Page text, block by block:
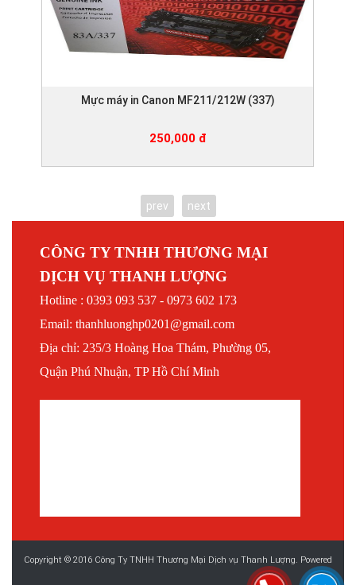
Mực máy in Canon MF211/212W (337)
250,000 đ
prev next
CÔNG TY TNHH THƯƠNG MẠI
DỊCH VỤ THANH LƯỢNG
Hotline : 0393 093 537 - 0973 602 173
Email: thanhluonghp0201@gmail.com
Địa chỉ: 235/3 Hoàng Hoa Thám, Phường 05,
Quận Phú Nhuận, TP Hồ Chí Minh
Copyright © 2016 Công Ty TNHH Thương Mại Dịch vụ Thanh Lượng. Powered